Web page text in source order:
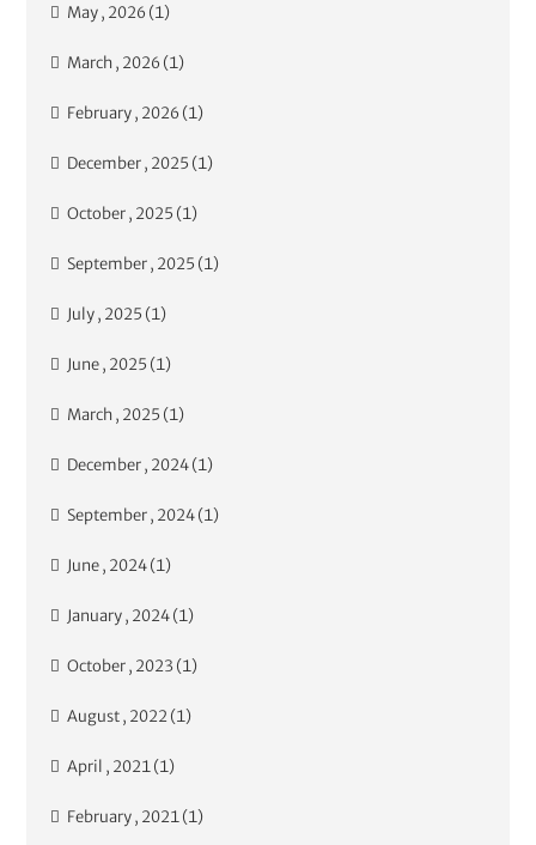
May , 2026 (1)
March , 2026 (1)
February , 2026 (1)
December , 2025 (1)
October , 2025 (1)
September , 2025 (1)
July , 2025 (1)
June , 2025 (1)
March , 2025 (1)
December , 2024 (1)
September , 2024 (1)
June , 2024 (1)
January , 2024 (1)
October , 2023 (1)
August , 2022 (1)
April , 2021 (1)
February , 2021 (1)